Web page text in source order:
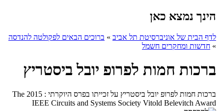
הינך נמצא כאן
לדף הבית של אוניברסיטת תל אביב » ברוכים הבאים לפקולטה להנדסה
» חדשות ומחקרים חשמל
ברכות חמות לפרופ יובל ביסטריץ
ברכות חמות לפרופ יובל ביסטריץ על זכייתו בפרס היוקרתי : The 2015
IEEE Circuits and Systems Society Vitold Belevitch Award